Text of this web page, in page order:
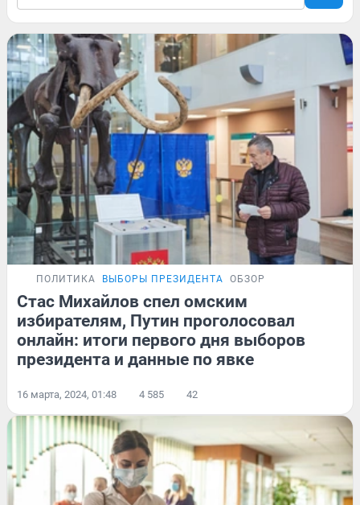
ПОЛИТИКА ВЫБОРЫ ПРЕЗИДЕНТА ОБЗОР
Стас Михайлов спел омским
избирателям, Путин проголосовал
онлайн: итоги первого дня выборов
президента и данные по явке
16 марта, 2024, 01:48 4 585 42